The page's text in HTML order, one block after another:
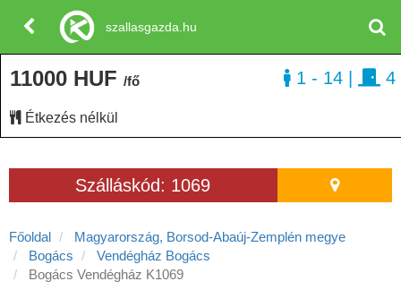
Szálláskód: 1069
Főoldal
Magyarország, Borsod-Abaúj-Zemplén megye
Bogács
Vendégház Bogács
Bogács Vendégház K1069
11000 HUF /fő
Étkezés nélkül
1 - 14 4
szallasgazda.hu